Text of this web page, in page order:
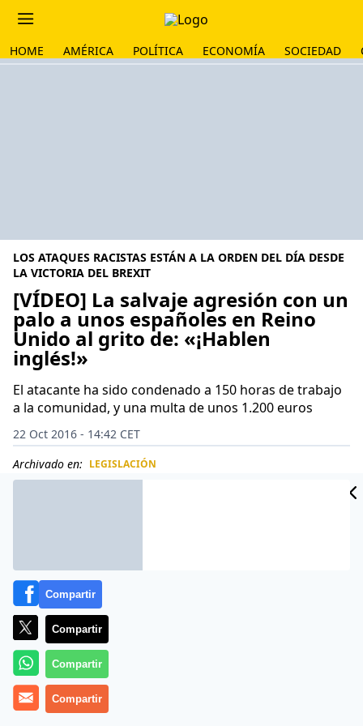
HOME AMÉRICA POLÍTICA ECONOMÍA SOCIEDAD
LOS ATAQUES RACISTAS ESTÁN A LA ORDEN DEL DÍA DESDE
LA VICTORIA DEL BREXIT
[VÍDEO] La salvaje agresión con un
palo a unos españoles en Reino
Unido al grito de: «¡Hablen
inglés!»
El atacante ha sido condenado a 150 horas de trabajo
a la comunidad, y una multa de unos 1.200 euros
22 Oct 2016 - 14:42 CET
Archivado en: LEGISLACIÓN
Compartir
Compartir
Compartir
Compartir